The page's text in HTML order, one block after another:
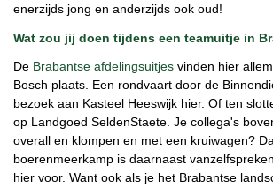
enerzijds jong en anderzijds ook oud!
Wat zou jij doen tijdens een teamuitje in
De Brabantse afdelingsuitjes vinden hier
Bosch plaats. Een rondvaart door de
bezoek aan Kasteel Heeswijk hier. Of ten
op Landgoed SeldenStaete. Je collega's
overall en klompen en met een kruiwagen?
boerenmeerkamp is daarnaast
hier voor. Want ook als je het Brabantse